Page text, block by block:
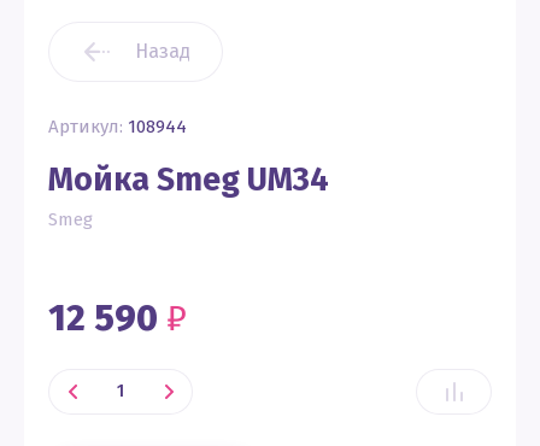
Назад
Артикул: 108944
Мойка Smeg UM34
Smeg
12 590 ₽